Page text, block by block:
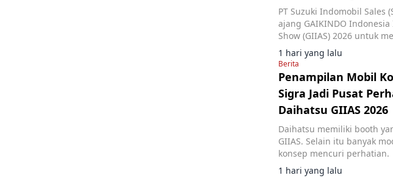
PT Suzuki Indomobil Sales
ajang GAIKINDO
Show (GIIAS) 2026 untuk
komitmennya terhadap
1 hari yang lalu
Berita
Penampilan Mobil
Sigra Jadi Pusat
Daihatsu GIIAS 2026
Daihatsu memiliki booth
GIIAS. Selain itu banyak
konsep mencuri perhatian.
1 hari yang lalu